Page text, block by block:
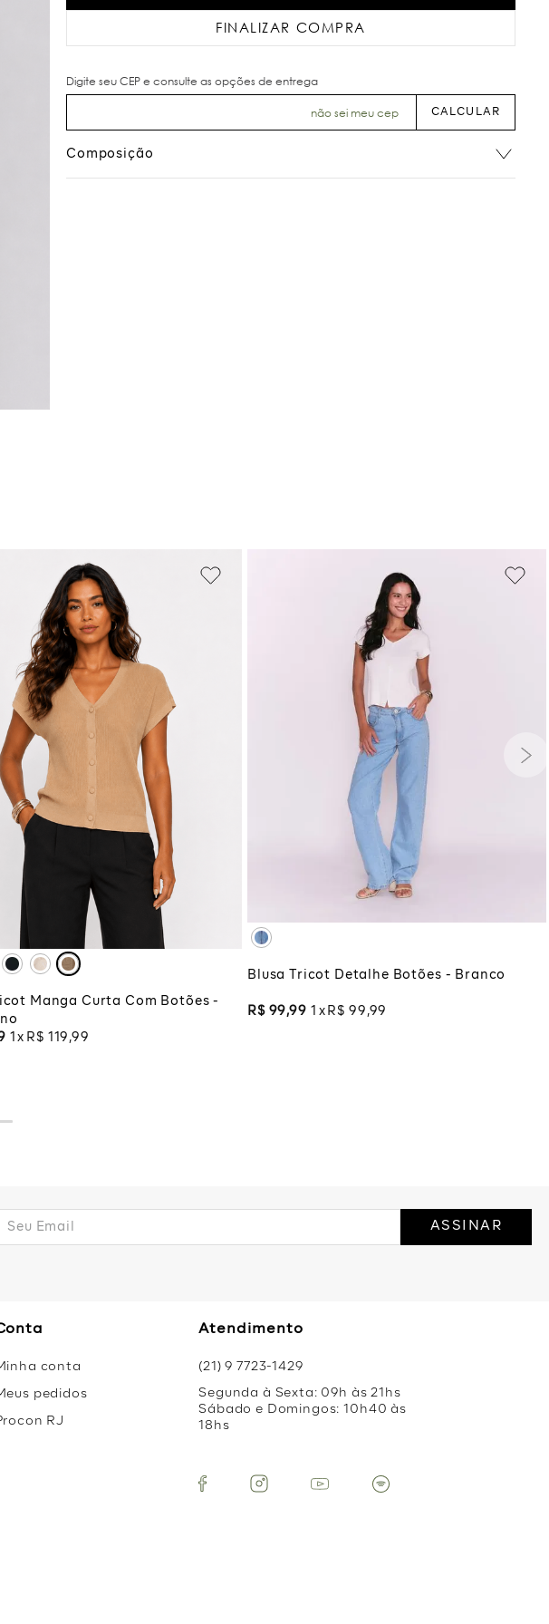
FINALIZAR COMPRA
não sei meu cep
Composição
P
XGG
ADICIONAR À SACOLA
Manga Curta Com Botões -
1 R$ 119 ,99
M
ADICIONAR À SACOLA
Blusa Tricot Detalhe Botões - Branco
R$ 99,99 1 R$ 99 ,99
ASSINAR
conta
pedidos
RJ
Atendimento
(21) 9 7723-1429
Segunda à Sexta: 09h às 21hs
Sábado e Domingos: 10h40 às
18hs